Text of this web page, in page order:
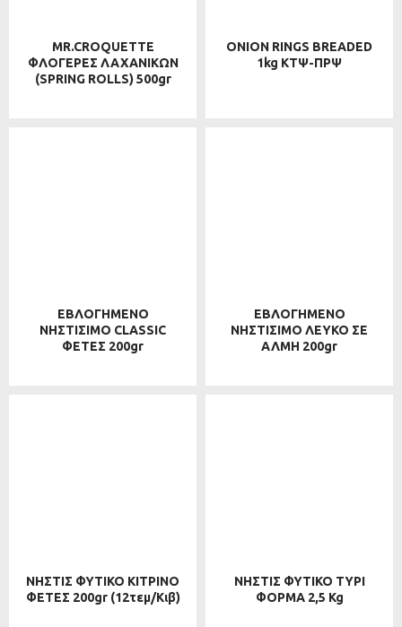
MR.CROQUETTE
ΦΛΟΓΕΡΕΣ ΛΑΧΑΝΙΚΩΝ
(SPRING ROLLS) 500gr
ONION RINGS BREADED
1kg ΚΤΨ-ΠΡΨ
ΕΒΛΟΓΗΜΕΝΟ
ΝΗΣΤΙΣΙΜΟ CLASSIC
ΦΕΤΕΣ 200gr
ΕΒΛΟΓΗΜΕΝΟ
ΝΗΣΤΙΣΙΜΟ ΛΕΥΚΟ ΣΕ
ΑΛΜΗ 200gr
ΝΗΣΤΙΣ ΦΥΤΙΚΟ ΚΙΤΡΙΝΟ
ΦΕΤΕΣ 200gr (12τεμ/κιβ)
ΝΗΣΤΙΣ ΦΥΤΙΚΟ ΤΥΡΙ
ΦΟΡΜΑ 2,5 Kg